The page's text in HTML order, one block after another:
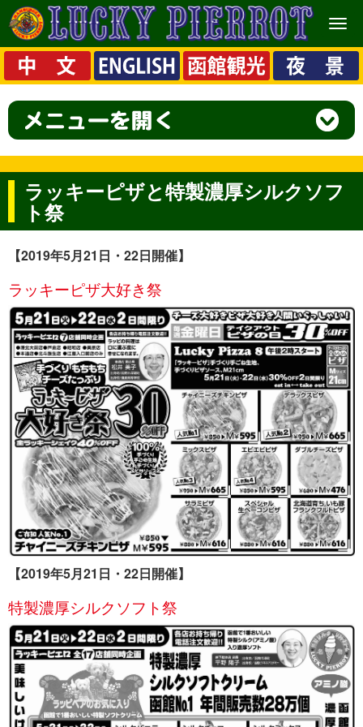
メ
ニ
ュ
ー
ラッキーピザと特製濃厚シルクソフ
ト祭
【2019年5月21日・22日開催】
ラッキーピザ大好き祭
【2019年5月21日・22日開催】
特製濃厚シルクソフト祭